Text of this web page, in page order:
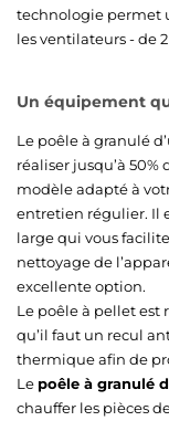
technologie permet
les ventilateurs - de
Un équipement
Le poêle à granulé
réaliser jusqu’à
modèle adapté à
entretien régulier. Il
large qui vous
nettoyage de
excellente option.
Le poêle à pellet est
qu’il faut un recul
thermique afin de
Le poêle à granulé
chauffer les pièces